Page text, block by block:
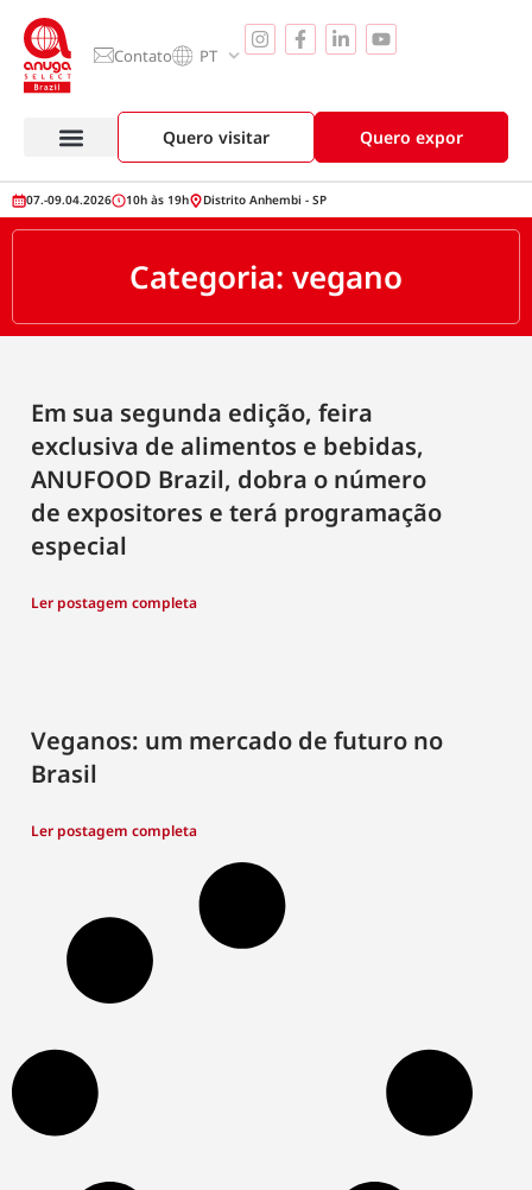
Contato PT
Quero visitar Quero expor
07.-09.04.2026 10h às 19h Distrito Anhembi - SP
Categoria: vegano
Em sua segunda edição, feira
exclusiva de alimentos e bebidas,
ANUFOOD Brazil, dobra o número
de expositores e terá programação
especial
Ler postagem completa
Veganos: um mercado de futuro no
Brasil
Ler postagem completa